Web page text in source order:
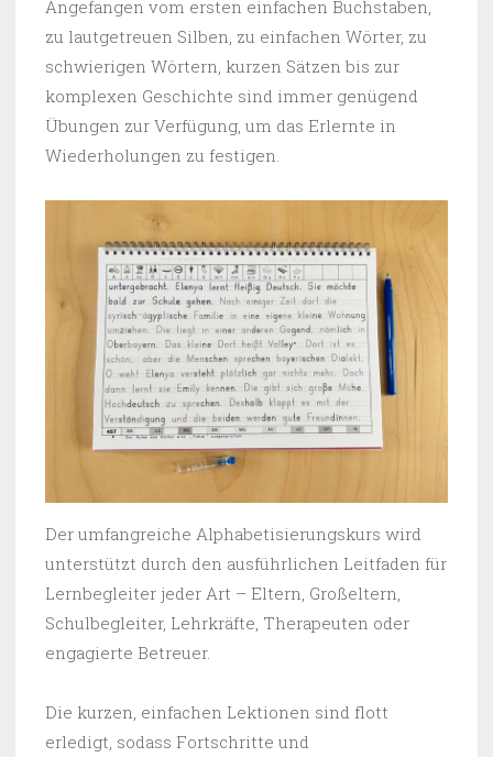
Angefangen vom ersten einfachen Buchstaben,
zu lautgetreuen Silben, zu einfachen Wörter, zu
schwierigen Wörtern, kurzen Sätzen bis zur
komplexen Geschichte sind immer genügend
Übungen zur Verfügung, um das Erlernte in
Wiederholungen zu festigen.
Der umfangreiche Alphabetisierungskurs wird
unterstützt durch den ausführlichen Leitfaden für
Lernbegleiter jeder Art – Eltern, Großeltern,
Schulbegleiter, Lehrkräfte, Therapeuten oder
engagierte Betreuer.
Die kurzen, einfachen Lektionen sind flott
erledigt, sodass Fortschritte und